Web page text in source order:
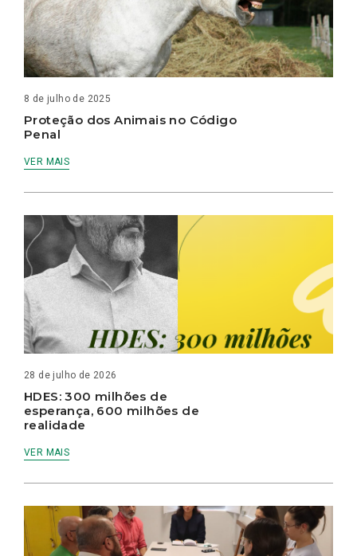
8 de julho de 2025
Proteção dos Animais no Código
Penal
VER MAIS
28 de julho de 2026
HDES: 300 milhões de
esperança, 600 milhões de
realidade
VER MAIS